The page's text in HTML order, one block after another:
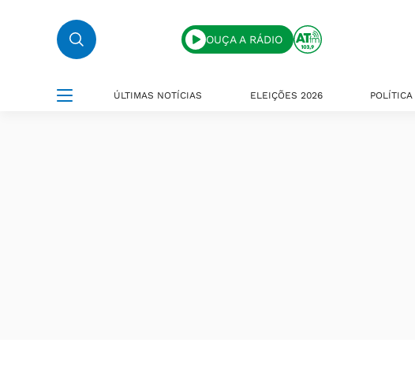
OUÇA A RÁDIO
ÚLTIMAS NOTÍCIAS ELEIÇÕES 2026 POLÍTICA